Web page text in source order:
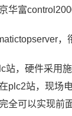
富
，
，硬件采用施
plc2站，现场
全可以实现前